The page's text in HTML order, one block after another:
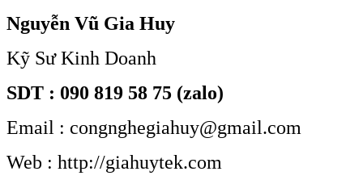
Nguyễn Vũ Gia Huy
Kỹ Sư Kinh Doanh
SDT : 090 819 58 75 (zalo)
Email : congnghegiahuy@gmail.com
Web : http://giahuytek.com